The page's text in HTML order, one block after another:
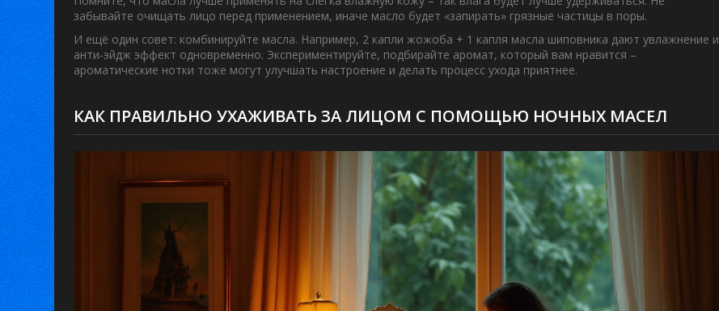
забывайте очищать лицо перед применением, иначе масло будет «запирать» грязные частицы в поры.
И ещё один совет: комбинируйте масла. Например, 2 капли жожоба + 1 капля масла шиповника дают увлажнение и
анти‑эйдж эффект одновременно. Экспериментируйте, подбирайте аромат, который вам нравится –
ароматические нотки тоже могут улучшать настроение и делать процесс ухода приятнее.
КАК ПРАВИЛЬНО УХАЖИВАТЬ ЗА ЛИЦОМ С ПОМОЩЬЮ НОЧНЫХ МАСЕЛ